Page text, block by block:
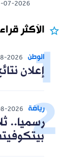
07-2026
الأكثر
الوطن 2026
إعلان
رياضة 2026
رسميا..